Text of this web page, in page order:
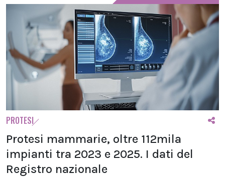
PROTESI
Protesi mammarie, oltre 112mila
impianti tra 2023 e 2025. I dati del
Registro nazionale